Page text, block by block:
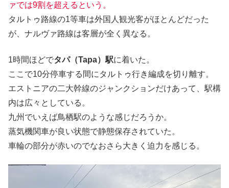
ァでは9割を超えるという。
タルトゥ路線の1等車は外国人観光客がほとんどだった
が、ナルヴァ路線は客層が全く異なる。
1時間ほどでタパ（Tapa）駅に着いた。
ここで10分停車する間にタルトゥ行き編成を切り離す。
エストニアの二大幹線のジャンクションだけあって、駅構
内は広々としている。
九州でいえば鳥栖駅のような感じだろうか。
蒸気機関車が良い状態で静態保存されていた。
車輪の部分が赤いのでなおさら大きく迫力を感じる。